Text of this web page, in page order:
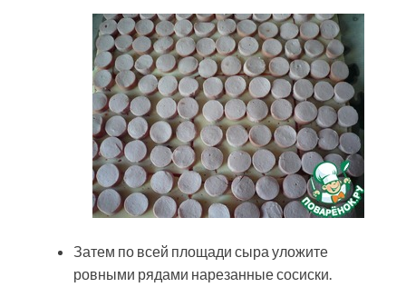
Затем по всей площади сыра уложите
ровными рядами нарезанные сосиски.